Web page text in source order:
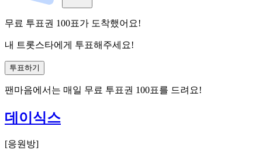
무료 투표권 100표가 도착했어요!
내 트롯스타에게 투표해주세요!
투표하기
팬마음에서는 매일 무료 투표권 100표를 드려요!
데이식스
[응원방]